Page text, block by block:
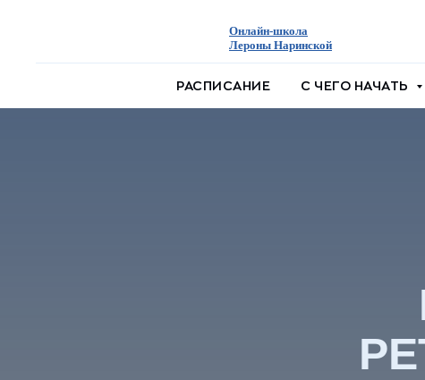
Онлайн-школа
Лероны Наринской
РАСПИСАНИЕ С ЧЕГО НАЧАТЬ